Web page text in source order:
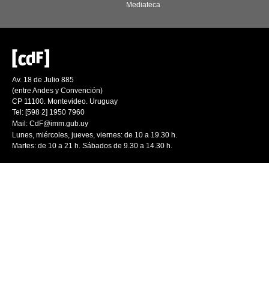
Mediateca
Av. 18 de Julio 885
(entre Andes y Convención)
CP 11100. Montevideo. Uruguay
Tel: [598 2] 1950 7960
Mail: CdF@imm.gub.uy
Lunes, miércoles, jueves, viernes: de 10 a 19.30 h.
Martes: de 10 a 21 h. Sábados de 9.30 a 14.30 h.